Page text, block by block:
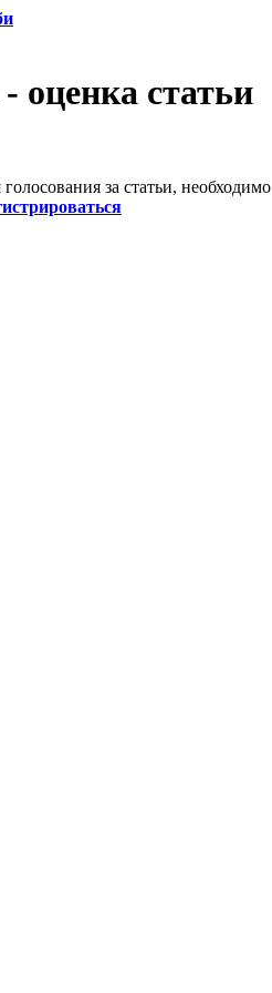
оценка статьи
за статьи, необходимо